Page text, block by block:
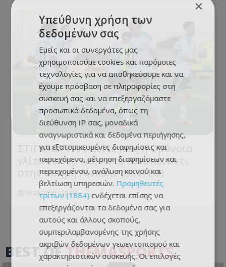
ΣΤΙΓΜΙΟΤΥΠΑ: Δείτε πως η Ομόνοια
γλίτωσε το... κάζο στο 93' απέναντι
στην άσημη Λίνκολν (ΒΙΝΤΕΟ)
06.08.2026 - 22:07
BEST OFTHEMASPORTS
×
Υπεύθυνη χρήση των
δεδομένων σας
Εμείς και οι συνεργάτες μας
χρησιμοποιούμε cookies και παρόμοιες
τεχνολογίες για να αποθηκεύουμε και να
έχουμε πρόσβαση σε πληροφορίες στη
συσκευή σας και να επεξεργαζόμαστε
προσωπικά δεδομένα, όπως τη
διεύθυνση IP σας, μοναδικά
αναγνωριστικά και δεδομένα περιήγησης,
για εξατομικευμένες διαφημίσεις και
περιεχόμενο, μέτρηση διαφημίσεων και
περιεχομένου, ανάλυση κοινού και
βελτίωση υπηρεσιών. Προμηθευτές
τρίτων (1884) ενδέχεται επίσης να
επεξεργάζονται τα δεδομένα σας για
αυτούς και άλλους σκοπούς,
συμπεριλαμβανομένης της χρήσης
ακριβών δεδομένων γεωεντοπισμού και
χαρακτηριστικών συσκευής. Οι επιλογές